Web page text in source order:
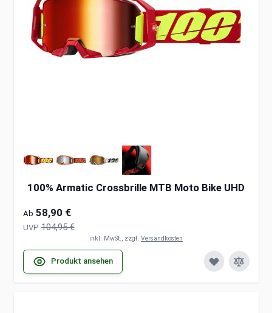
100% Armatic Crossbrille MTB Moto Bike UHD
Ab 58,90 €
UVP 104,95 €
inkl. MwSt., zzgl. Versandkosten
Produkt ansehen